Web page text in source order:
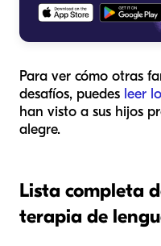
Para ver cómo otras
desafíos, puedes leer
han visto a sus hijos
alegre.
Lista completa
terapia de